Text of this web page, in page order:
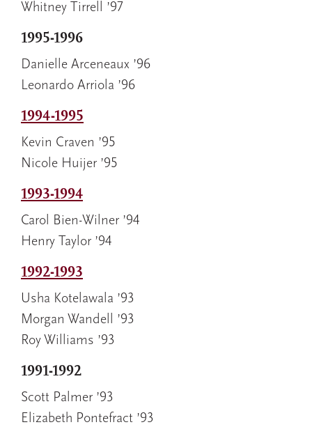
Whitney Tirrell ’97
1995-1996
Danielle Arceneaux ’96
Leonardo Arriola ’96
1994-1995
Kevin Craven ’95
Nicole Huijer ’95
1993-1994
Carol Bien-Wilner ’94
Henry Taylor ’94
1992-1993
Usha Kotelawala ’93
Morgan Wandell ’93
Roy Williams ’93
1991-1992
Scott Palmer ’93
Elizabeth Pontefract ’93